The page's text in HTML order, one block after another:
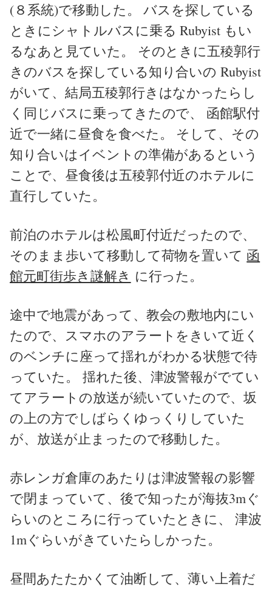
(８系統)で移動した。 バスを探している
ときにシャトルバスに乗る Rubyist もい
るなあと見ていた。 そのときに五稜郭行
きのバスを探している知り合いの Rubyist
がいて、結局五稜郭行きはなかったらし
く同じバスに乗ってきたので、 函館駅付
近で一緒に昼食を食べた。 そして、その
知り合いはイベントの準備があるという
ことで、昼食後は五稜郭付近のホテルに
直行していた。
前泊のホテルは松風町付近だったので、
そのまま歩いて移動して荷物を置いて 函
館元町街歩き謎解き に行った。
途中で地震があって、教会の敷地内にい
たので、スマホのアラートをきいて近く
のベンチに座って揺れがわかる状態で待
っていた。 揺れた後、津波警報がでてい
てアラートの放送が続いていたので、坂
の上の方でしばらくゆっくりしていた
が、放送が止まったので移動した。
赤レンガ倉庫のあたりは津波警報の影響
で閉まっていて、後で知ったが海抜3mぐ
らいのところに行っていたときに、 津波
1mぐらいがきていたらしかった。
昼間あたたかくて油断して、薄い上着だ